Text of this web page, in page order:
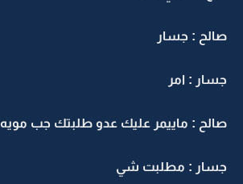
صالح : جسار
جسار : امر
صالح : ماييمر عليك عدو طلبتك جب مويه
جسار : مطلبت شي